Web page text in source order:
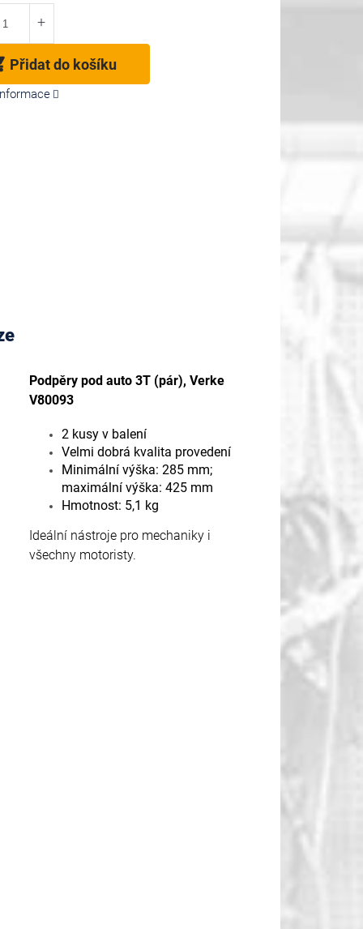
Přidat do košíku
Podpěry pod auto 3T (pár), Verke
V80093
2 kusy v balení
Velmi dobrá kvalita provedení
Minimální výška: 285 mm;
maximální výška: 425 mm
Hmotnost: 5,1 kg
Ideální nástroje pro mechaniky i
všechny motoristy.